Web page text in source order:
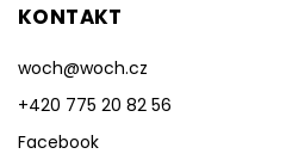
KONTAKT
woch@woch.cz
+420 775 20 82 56
Facebook